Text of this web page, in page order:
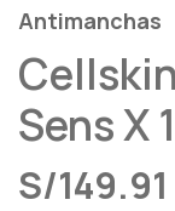
Antimanchas
Sens X
S/149.91